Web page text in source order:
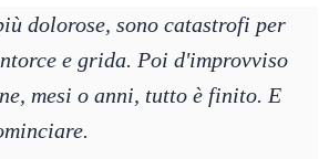
dolorose, sono catastrofi per
e grida. Poi d'improvviso
mesi o anni, tutto è finito. E